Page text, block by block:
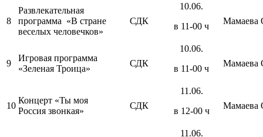
8
Развлекательная
программа «В стране
веселых человечков»
СДК
10.06.
в 11-00 ч
Мамаева
9
Игровая программа
«Зеленая Троица»
СДК
10.06.
в 11-00 ч
Мамаева
10
Концерт «Ты моя
Россия звонкая»
СДК
11.06.
в 12-00 ч
Мамаева
11.06.